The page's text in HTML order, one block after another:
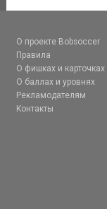
О проекте Bobsoccer
Правила
О фишках и карточках
О баллах и уровнях
Рекламодателям
Контакты